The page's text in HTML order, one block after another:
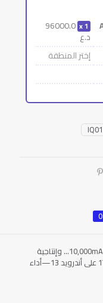
1
96000.0
د.ع
إختر المنطقة
0
AirTab U09 Pro — شاشة FHD 8″… بطارية 10,000mAh… وإنتاجية
معك من مسقط لصلالة. R 16GB + تخزين 1TB على أندرويد 13—أداء